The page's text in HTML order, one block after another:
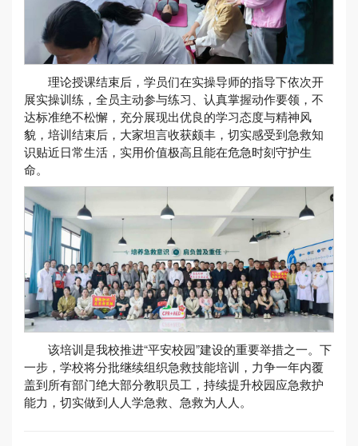
理论授课结束后，学员们在实操导师的指导下依次开
展实操训练，全员主动参与练习、认真掌握动作要领，不
达标准绝不松懈，充分展现出优良的学习态度与精神风
貌，培训结束后，大家坦言收获颇丰，切实感受到急救知
识贴近日常生活，实用价值极高且能在危急时刻守护生
命。
该培训是我校推进“平安校园”建设的重要举措之一。下
一步，学校将分批继续组织急救技能培训，力争一年内覆
盖到所有部门绝大部分教职员工，持续提升校园应急救护
能力，切实做到人人学急救、急救为人人。